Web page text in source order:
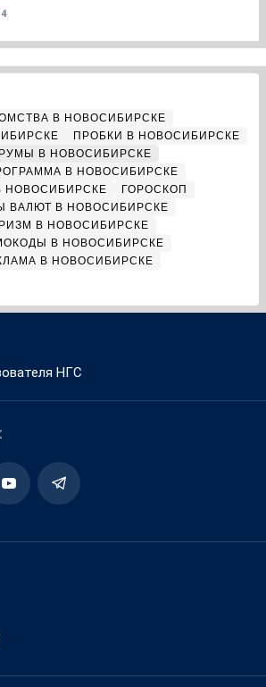
В НОВОСИБИРСКЕ
ПРОБКИ В НОВОСИБИРСКЕ
В НОВОСИБИРСКЕ
В НОВОСИБИРСКЕ
НОВОСИБИРСКЕ
ГОРОСКОП
ВАЛЮТ В НОВОСИБИРСКЕ
В НОВОСИБИРСКЕ
В НОВОСИБИРСКЕ
В НОВОСИБИРСКЕ
НГС